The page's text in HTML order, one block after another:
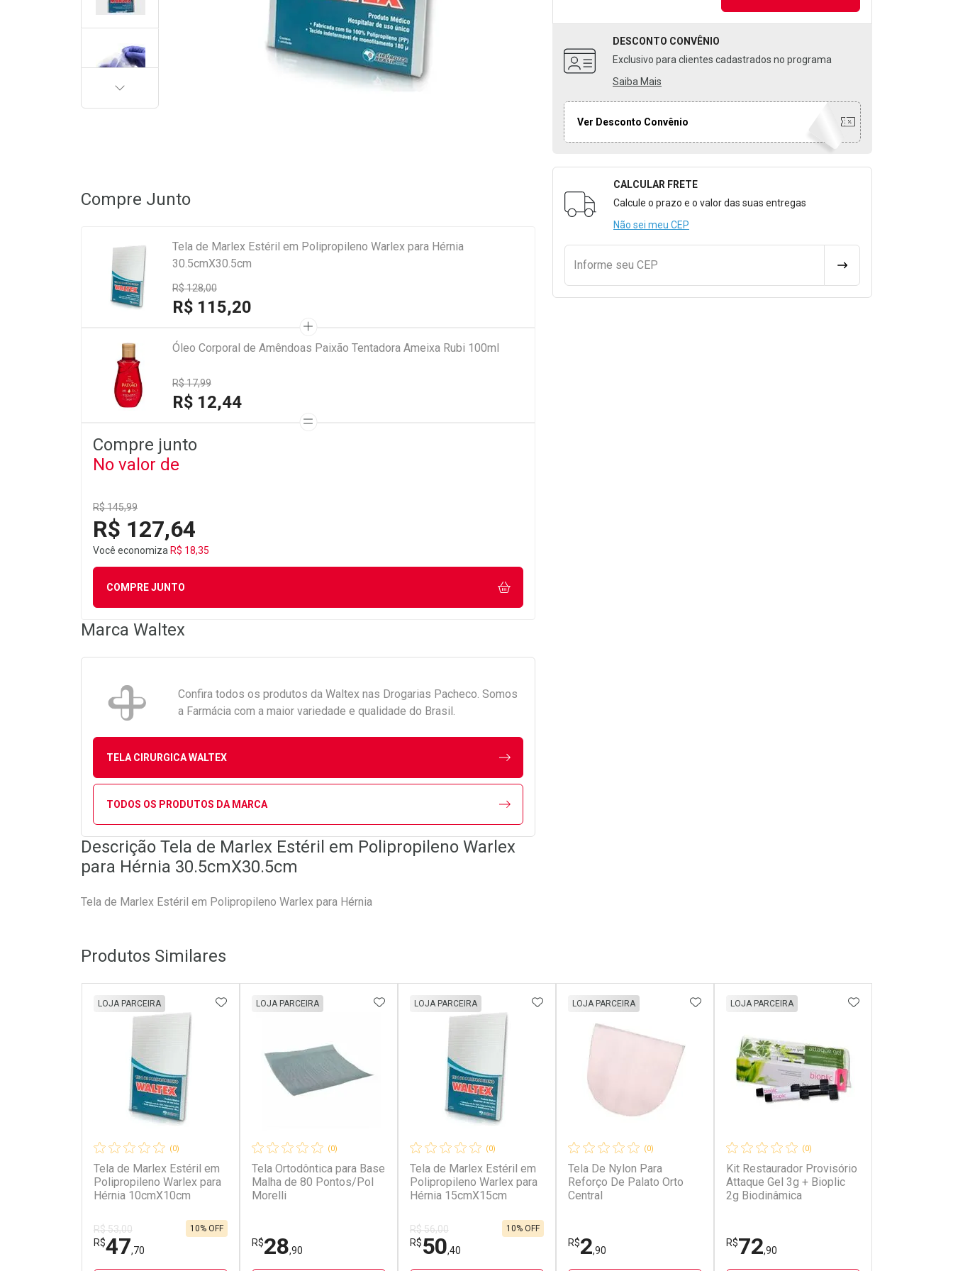
DESCONTO CONVÊNIO
Exclusivo para clientes cadastrados no programa
Saiba Mais
Ver Desconto Convênio
Formulário para Calcular o Frete
CALCULAR FRETE
Calcule o prazo e o valor das suas entregas
Não sei meu CEP
Informe seu CEP CALCULAR FRETE
PRÓXIMA
Compre Junto
Tela de Marlex Estéril em Polipropileno Warlex para Hérnia
30.5cmX30.5cm
R$ 128,00
R$ 115,20
Óleo Corporal de Amêndoas Paixão Tentadora Ameixa Rubi 100ml
R$ 17,99
R$ 12,44
Compre junto
No valor de
R$ 145,99
R$ 127,64
Você economiza R$ 18,35
COMPRE JUNTO
Marca Waltex
Confira todos os produtos da Waltex nas Drogarias Pacheco. Somos
a Farmácia com a maior variedade e qualidade do Brasil.
TELA CIRURGICA WALTEX
TODOS OS PRODUTOS DA MARCA
Descrição Tela de Marlex Estéril em Polipropileno Warlex
para Hérnia 30.5cmX30.5cm
Tela de Marlex Estéril em Polipropileno Warlex para Hérnia
Produtos Similares
(0)
Tela de Marlex Estéril em
Polipropileno Warlex para
Hérnia 10cmX10cm
LOJA PARCEIRA
R$ 53,00
R$47,70
10% OFF
ADICIONAR AOS FAVORITOS
(0)
Tela Ortodôntica para Base
Malha de 80 Pontos/Pol
Morelli
LOJA PARCEIRA
R$28,90
ADICIONAR AOS FAVORITOS
(0)
Tela de Marlex Estéril em
Polipropileno Warlex para
Hérnia 15cmX15cm
LOJA PARCEIRA
R$ 56,00
R$50,40
10% OFF
ADICIONAR AOS FAVORITOS
(0)
Tela De Nylon Para
Reforço De Palato Orto
Central
LOJA PARCEIRA
R$2,90
ADICIONAR AOS FAVORITOS
(0)
Kit Restaurador Provisório
Attaque Gel 3g + Bioplic
2g Biodinâmica
LOJA PARCEIRA
R$72,90
ADICIONAR AOS